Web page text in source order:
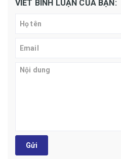
VIẾT BÌNH LUẬN CỦA BẠN:
Gửi